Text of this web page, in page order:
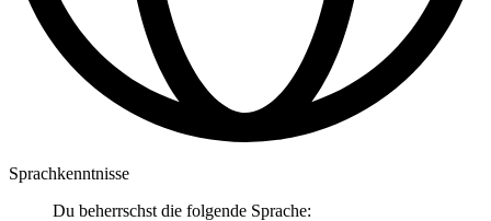
Sprachkenntnisse
Du beherrschst die folgende Sprache: